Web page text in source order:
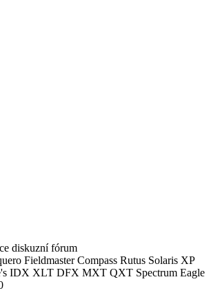
diskuzní fórum
Fieldmaster Compass Rutus Solaris XP
IDX XLT DFX MXT QXT Spectrum Eagle